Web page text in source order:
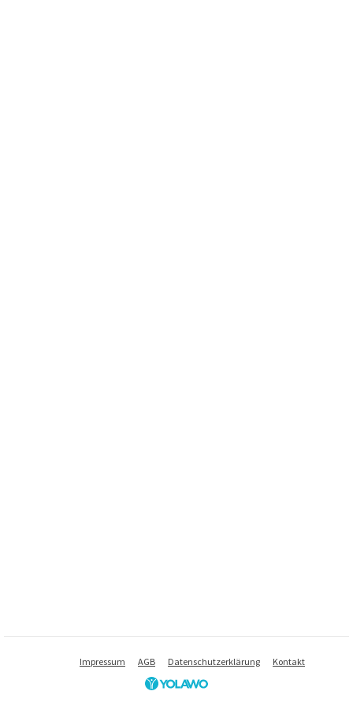
Impressum AGB Datenschutzerklärung Kontakt